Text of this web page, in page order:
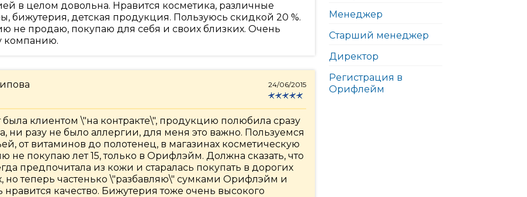
в целом довольна. Нравится косметика, различные
бижутерия, детская продукция. Пользуюсь скидкой 20 %.
не продаю, покупаю для себя и своих близких. Очень
компанию.
24/06/2015
была клиентом \"на контракте\", продукцию полюбила сразу
ни разу не было аллергии, для меня это важно. Пользуемся
от витаминов до полотенец, в магазинах косметическую
не покупаю лет 15, только в Орифлэйм. Должна сказать, что
предпочитала из кожи и старалась покупать в дорогих
но теперь частенько \"разбавляю\" сумками Орифлэйм и
нравится качество. Бижутерия тоже очень высокого
Менеджер
Старший менеджер
Директор
Регистрация в
Орифлейм